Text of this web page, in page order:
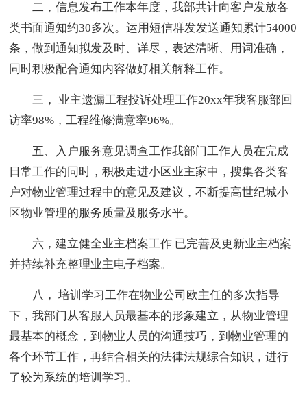
二，信息发布工作本年度，我部共计向客户发放各
类书面通知约30多次。运用短信群发发送通知累计54000
条，做到通知拟发及时、详尽，表述清晰、用词准确，
同时积极配合通知内容做好相关解释工作。
三， 业主遗漏工程投诉处理工作20xx年我客服部回
访率98%，工程维修满意率96%。
五、入户服务意见调查工作我部门工作人员在完成
日常工作的同时，积极走进小区业主家中，搜集各类客
户对物业管理过程中的意见及建议，不断提高世纪城小
区物业管理的服务质量及服务水平。
六，建立健全业主档案工作 已完善及更新业主档案
并持续补充整理业主电子档案。
八， 培训学习工作在物业公司欧主任的多次指导
下，我部门从客服人员最基本的形象建立，从物业管理
最基本的概念，到物业人员的沟通技巧，到物业管理的
各个环节工作，再结合相关的法律法规综合知识，进行
了较为系统的培训学习。